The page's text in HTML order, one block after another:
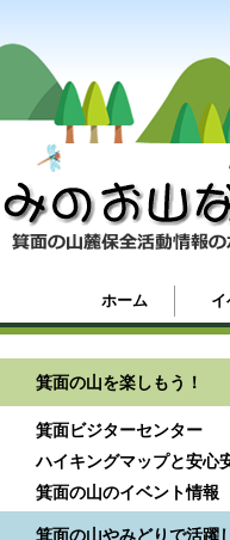
ホーム
箕面の山を楽しもう！
箕面ビジターセンター
ハイキングマップと安心
箕面の山のイベント情報
箕面の山やみどりで活躍